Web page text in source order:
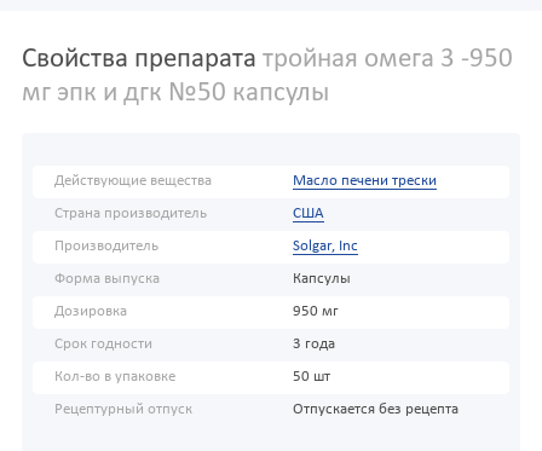
Свойства препарата тройная омега 3 -950
мг эпк и дгк №50 капсулы
Действующие вещества Масло печени трески
Страна производитель США
Производитель Solgar, Inc
Форма выпуска Капсулы
Дозировка 950 мг
Срок годности 3 года
Кол-во в упаковке 50 шт
Рецептурный отпуск Отпускается без рецепта